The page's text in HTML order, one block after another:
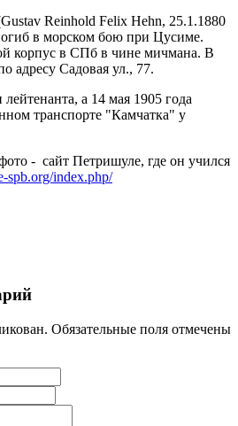
Reinhold Felix Hehn, 25.1.1880
в морском бою при Цусиме.
корпус в СПб в чине мичмана. В
адресу Садовая ул., 77.
а 14 мая 1905 года
транспорте "Камчатка" у
- сайт Петришуле, где он учился
spb.org/index.php/
Обязательные поля отмечены